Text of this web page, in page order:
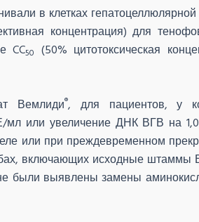
в клетках
концентрация) для
CC50
(50% цитотоксическая
Вемлиди®, для пациентов, у
или увеличение ДНКВГВ на
или при преждевременном
включающих исходные
были выявлены замены